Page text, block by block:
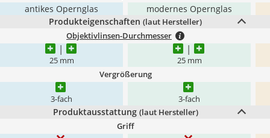
antikes Opernglas
modernes Opernglas
Produkteigenschaften (laut Hersteller)
Objektivlinsen-Durchmesser
25 mm 25 mm
Vergrößerung
3-fach 3-fach
Produktausstattung (laut Hersteller)
Griff